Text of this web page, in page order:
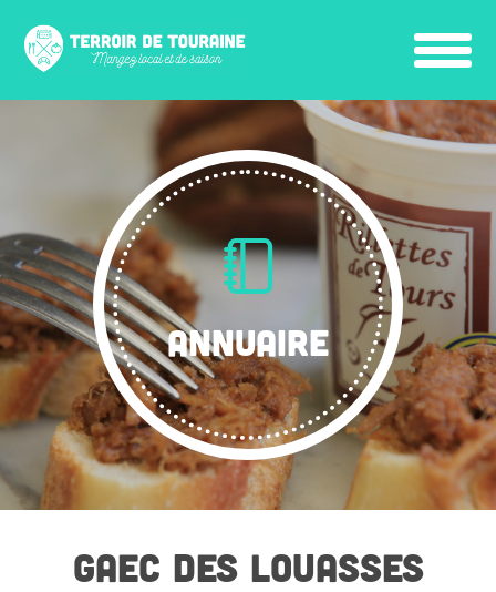
ANNUAIRE
GAEC DES LOUASSES